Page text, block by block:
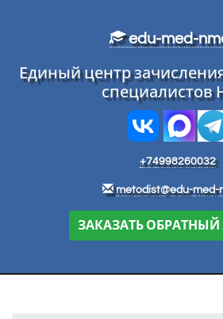
edu-med-
Единый центр
+74998260032
metodist@edu-med-
ЗАКАЗАТЬ